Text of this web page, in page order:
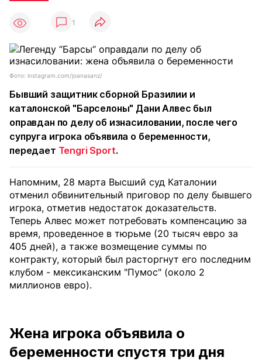
1
Фото: instagram.com/joanasanz/
Бывший защитник сборной Бразилии и
каталонской "Барселоны" Дани Алвес был
оправдан по делу об изнасиловании, после чего
супруга игрока объявила о беременности,
передает Tengri Sport.
Напомним, 28 марта Высший суд Каталонии
отменил обвинительный приговор по делу бывшего
игрока, отметив недостаток доказательств.
Теперь Алвес может потребовать компенсацию за
время, проведенное в тюрьме (20 тысяч евро за
405 дней), а также возмещение суммы по
контракту, который был расторгнут его последним
клубом - мексиканским "Пумос" (около 2
миллионов евро).
Жена игрока объявила о
беременности спустя три дня